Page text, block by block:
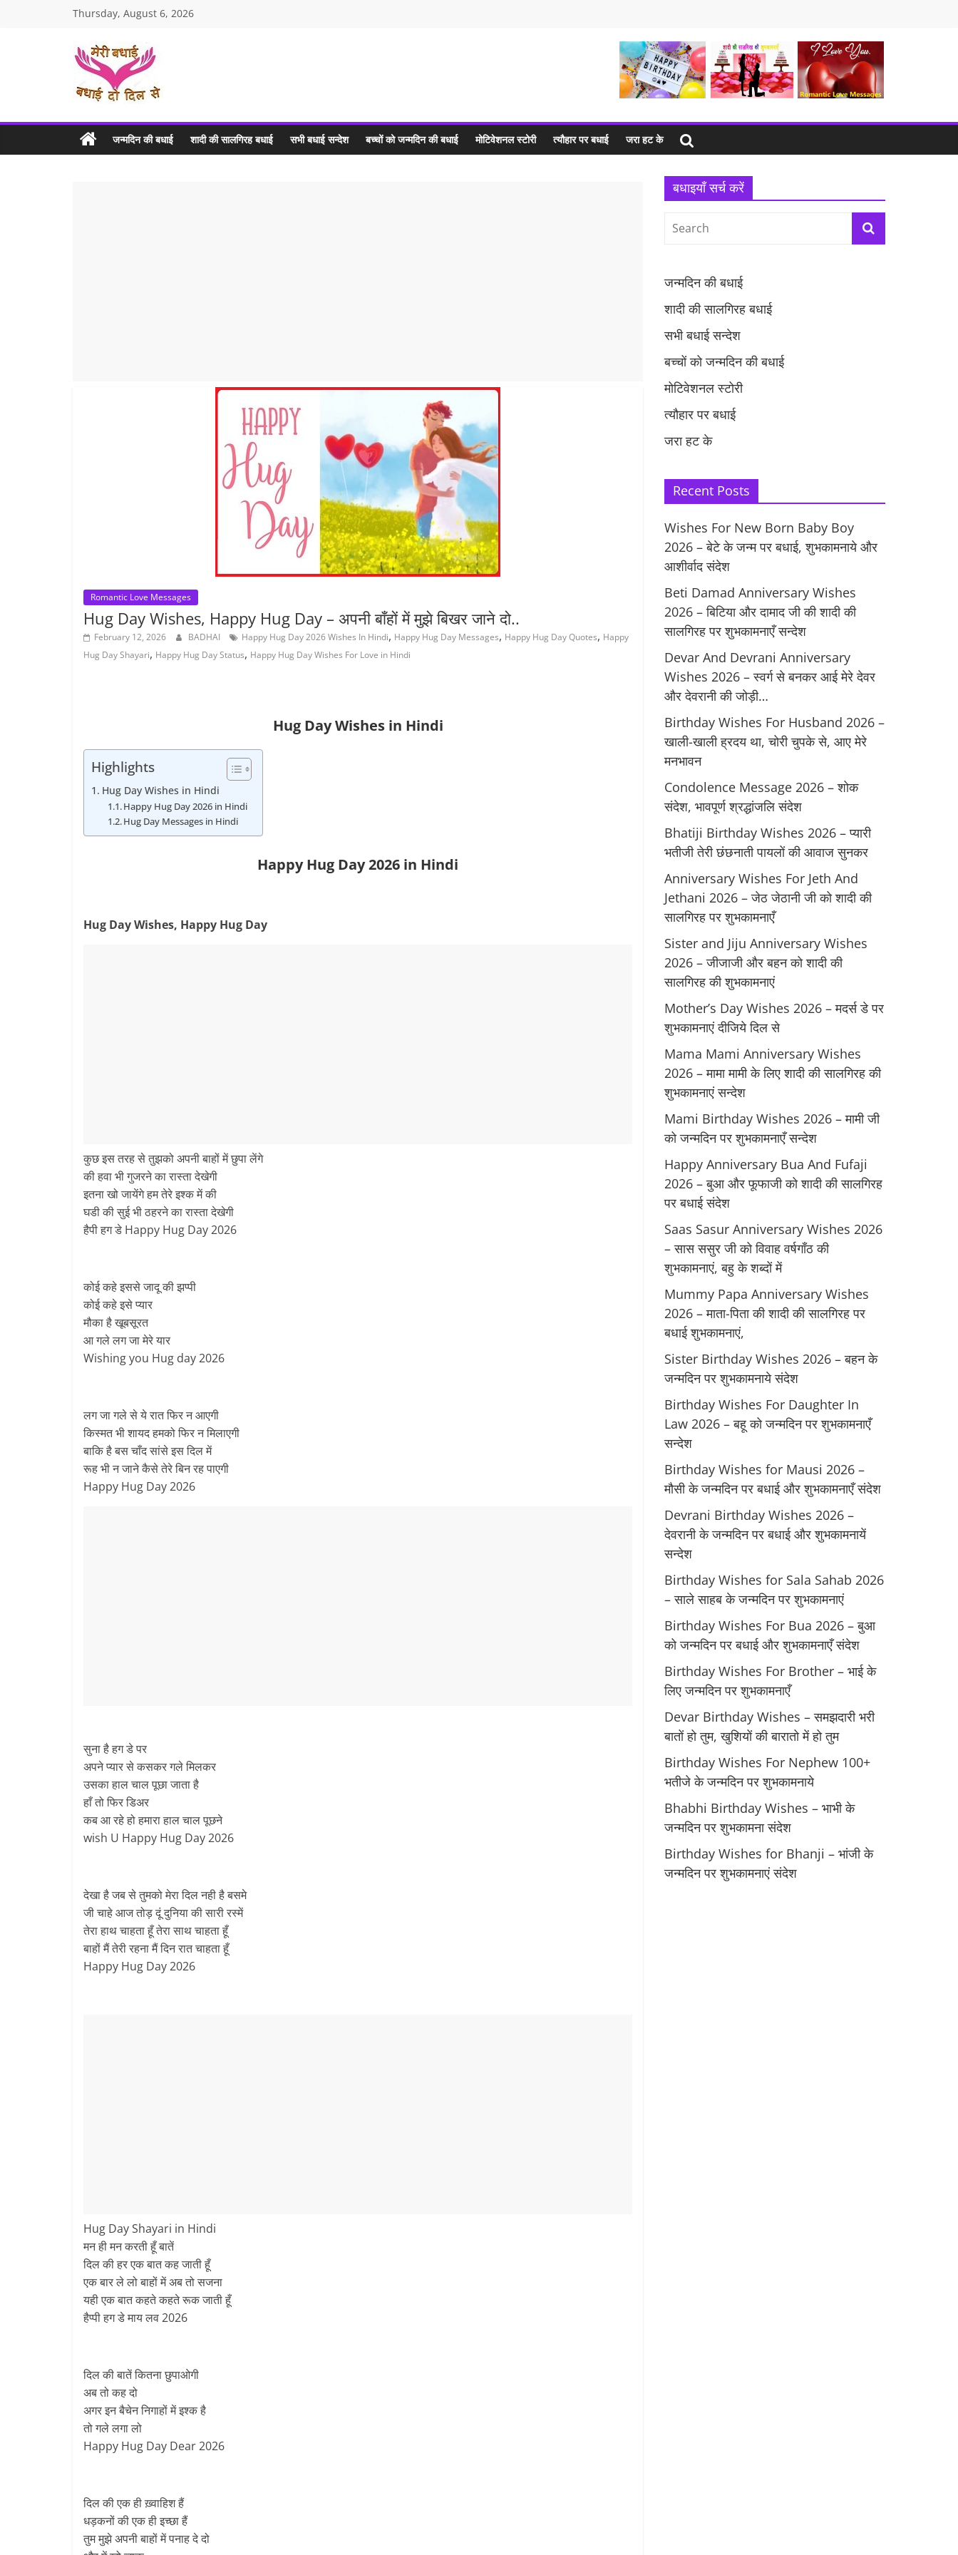
Thursday, August 6, 2026
MERI
BADHAI
Birthday
जन्मदिन की बधाई शादी की सालगिरह बधाई सभी बधाई सन्देश बच्चों को जन्मदिन की बधाई मोटिवेशनल स्टोरी त्यौहार पर बधाई जरा हट के
Romantic Love Messages
Hug Day Wishes, Happy Hug Day – अपनी बाँहों में मुझे बिखर जाने दो..
February 12, 2026 BADHAI Happy Hug Day 2026 Wishes In Hindi, Happy Hug Day Messages, Happy Hug Day Quotes, Happy
Hug Day Shayari, Happy Hug Day Status, Happy Hug Day Wishes For Love in Hindi
Hug Day Wishes in Hindi
Highlights
Hug Day Wishes in Hindi
Happy Hug Day 2026 in Hindi
Hug Day Messages in Hindi
Happy Hug Day 2026 in Hindi
Hug Day Wishes, Happy Hug Day
कुछ इस तरह से तुझको अपनी बाहों में छुपा लेंगे
की हवा भी गुजरने का रास्ता देखेगी
इतना खो जायेंगे हम तेरे इश्क में की
घडी की सुई भी ठहरने का रास्ता देखेगी
हैपी हग डे Happy Hug Day 2026
कोई कहे इससे जादू की झप्पी
कोई कहे इसे प्यार
मौका है खूबसूरत
आ गले लग जा मेरे यार
Wishing you Hug day 2026
लग जा गले से ये रात फिर न आएगी
किस्मत भी शायद हमको फिर न मिलाएगी
बाकि है बस चाँद सांसे इस दिल में
रूह भी न जाने कैसे तेरे बिन रह पाएगी
Happy Hug Day 2026
सुना है हग डे पर
अपने प्यार से कसकर गले मिलकर
उसका हाल चाल पूछा जाता है
हाँ तो फिर डिअर
कब आ रहे हो हमारा हाल चाल पूछने
wish U Happy Hug Day 2026
देखा है जब से तुमको मेरा दिल नही है बसमे
जी चाहे आज तोड़ दूं दुनिया की सारी रस्में
तेरा हाथ चाहता हूँ तेरा साथ चाहता हूँ
बाहों मैं तेरी रहना मैं दिन रात चाहता हूँ
Happy Hug Day 2026
Hug Day Shayari in Hindi
मन ही मन करती हूँ बातें
दिल की हर एक बात कह जाती हूँ
एक बार ले लो बाहों में अब तो सजना
यही एक बात कहते कहते रूक जाती हूँ
हैप्पी हग डे माय लव 2026
दिल की बातें कितना छुपाओगी
अब तो कह दो
अगर इन बैचेन निगाहों में इश्क है
तो गले लगा लो
Happy Hug Day Dear 2026
दिल की एक ही ख़्वाहिश हैं
धड़कनों की एक ही इच्छा हैं
तुम मुझे अपनी बाहों में पनाह दे दो
बधाइयाँ सर्च करें
जन्मदिन की बधाई
शादी की सालगिरह बधाई
सभी बधाई सन्देश
बच्चों को जन्मदिन की बधाई
मोटिवेशनल स्टोरी
त्यौहार पर बधाई
जरा हट के
Recent Posts
Wishes For New Born Baby Boy
2026 – बेटे के जन्म पर बधाई, शुभकामनाये और
आशीर्वाद संदेश
Beti Damad Anniversary Wishes
2026 – बिटिया और दामाद जी की शादी की
सालगिरह पर शुभकामनाएँ सन्देश
Devar And Devrani Anniversary
Wishes 2026 – स्वर्ग से बनकर आई मेरे देवर
और देवरानी की जोड़ी…
Birthday Wishes For Husband 2026 –
खाली-खाली ह्रदय था, चोरी चुपके से, आए मेरे
मनभावन
Condolence Message 2026 – शोक
संदेश, भावपूर्ण श्रद्धांजलि संदेश
Bhatiji Birthday Wishes 2026 – प्यारी
भतीजी तेरी छंछनाती पायलों की आवाज सुनकर
Anniversary Wishes For Jeth And
Jethani 2026 – जेठ जेठानी जी को शादी की
सालगिरह पर शुभकामनाएँ
Sister and Jiju Anniversary Wishes
2026 – जीजाजी और बहन को शादी की
सालगिरह की शुभकामनाएं
Mother’s Day Wishes 2026 – मदर्स डे पर
शुभकामनाएं दीजिये दिल से
Mama Mami Anniversary Wishes
2026 – मामा मामी के लिए शादी की सालगिरह की
शुभकामनाएं सन्देश
Mami Birthday Wishes 2026 – मामी जी
को जन्मदिन पर शुभकामनाएँ सन्देश
Happy Anniversary Bua And Fufaji
2026 – बुआ और फूफाजी को शादी की सालगिरह
पर बधाई संदेश
Saas Sasur Anniversary Wishes 2026
– सास ससुर जी को विवाह वर्षगाँठ की
शुभकामनाएं, बहु के शब्दों में
Mummy Papa Anniversary Wishes
2026 – माता-पिता की शादी की सालगिरह पर
बधाई शुभकामनाएं,
Sister Birthday Wishes 2026 – बहन के
जन्मदिन पर शुभकामनाये संदेश
Birthday Wishes For Daughter In
Law 2026 – बहू को जन्मदिन पर शुभकामनाएँ
सन्देश
Birthday Wishes for Mausi 2026 –
मौसी के जन्मदिन पर बधाई और शुभकामनाएँ संदेश
Devrani Birthday Wishes 2026 –
देवरानी के जन्मदिन पर बधाई और शुभकामनायें
सन्देश
Birthday Wishes for Sala Sahab 2026
– साले साहब के जन्मदिन पर शुभकामनाएं
Birthday Wishes For Bua 2026 – बुआ
को जन्मदिन पर बधाई और शुभकामनाएँ संदेश
Birthday Wishes For Brother – भाई के
लिए जन्मदिन पर शुभकामनाएँ
Devar Birthday Wishes – समझदारी भरी
बातों हो तुम, खुशियों की बारातो में हो तुम
Birthday Wishes For Nephew 100+
भतीजे के जन्मदिन पर शुभकामनाये
Bhabhi Birthday Wishes – भाभी के
जन्मदिन पर शुभकामना संदेश
Birthday Wishes for Bhanji – भांजी के
जन्मदिन पर शुभकामनाएं संदेश